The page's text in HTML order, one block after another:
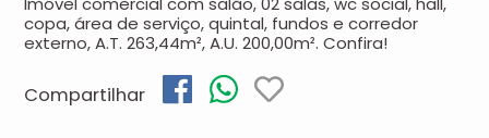
copa, área de serviço, quintal, fundos e corredor
externo, A.T. 263,44m², A.U. 200,00m². Confira!
Compartilhar